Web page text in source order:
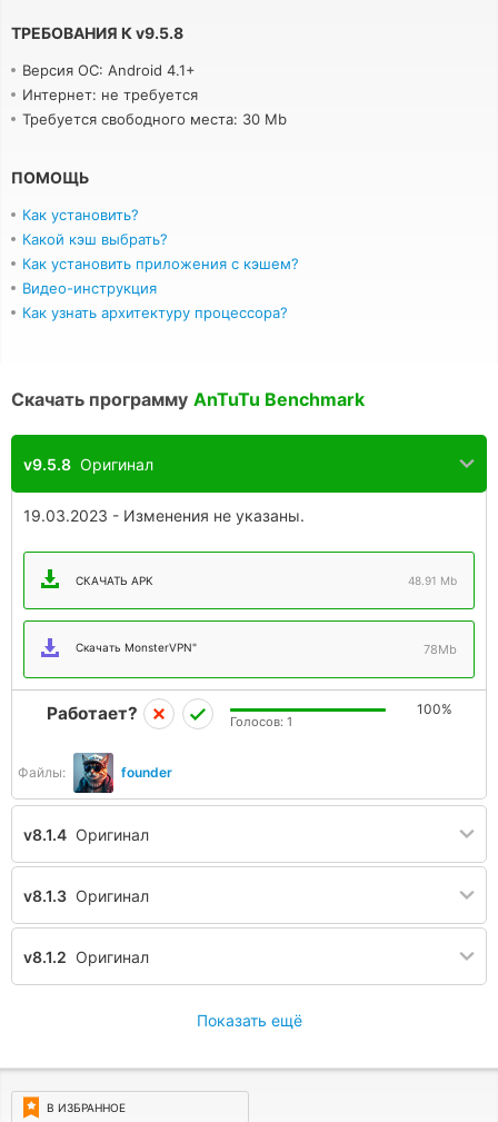
ТРЕБОВАНИЯ К v9.5.8
Версия ОС: Android 4.1+
Интернет: не требуется
Требуется свободного места: 30 Mb
ПОМОЩЬ
Как установить?
Какой кэш выбрать?
Как установить приложения с кэшем?
Видео-инструкция
Как узнать архитектуру процессора?
Скачать программу AnTuTu Benchmark
v9.5.8 Оригинал
19.03.2023 - Изменения не указаны.
СКАЧАТЬ APK 48.91 Mb
Скачать MonsterVPN" 78Mb
Файлы: founder
Работает? 100%
Голосов: 1
v8.1.4 Оригинал
v8.1.3 Оригинал
v8.1.2 Оригинал
Показать ещё
В ИЗБРАННОЕ